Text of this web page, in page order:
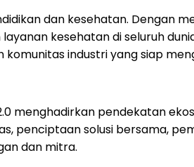
dan kesehatan. Dengan
kesehatan di seluruh
industri yang siap
menghadirkan pendekatan
penciptaan solusi bersama,
dan mitra.